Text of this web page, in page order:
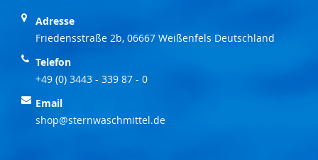
Adresse
Friedensstraße 2b, 06667 Weißenfels Deutschland
Telefon
+49 (0) 3443 - 339 87 - 0
Email
shop@sternwaschmittel.de